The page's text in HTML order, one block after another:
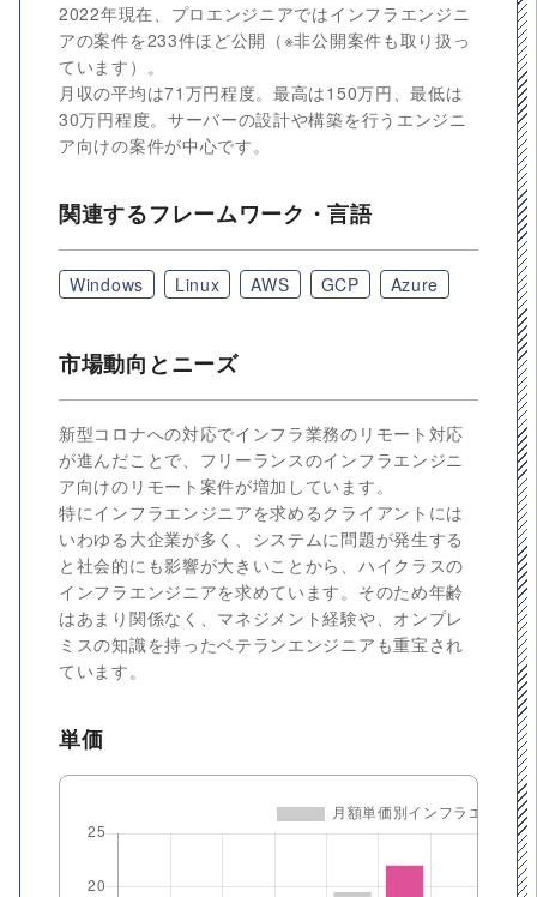
2022年現在、プロエンジニアではインフラエンジニ
アの案件を233件ほど公開（※非公開案件も取り扱っ
ています）。
月収の平均は71万円程度。最高は150万円、最低は
30万円程度。サーバーの設計や構築を行うエンジニ
ア向けの案件が中心です。
関連するフレームワーク・言語
Windows Linux AWS GCP Azure
市場動向とニーズ
新型コロナへの対応でインフラ業務のリモート対応
が進んだことで、フリーランスのインフラエンジニ
ア向けのリモート案件が増加しています。
特にインフラエンジニアを求めるクライアントには
いわゆる大企業が多く、システムに問題が発生する
と社会的にも影響が大きいことから、ハイクラスの
インフラエンジニアを求めています。そのため年齢
はあまり関係なく、マネジメント経験や、オンプレ
ミスの知識を持ったベテランエンジニアも重宝され
ています。
単価